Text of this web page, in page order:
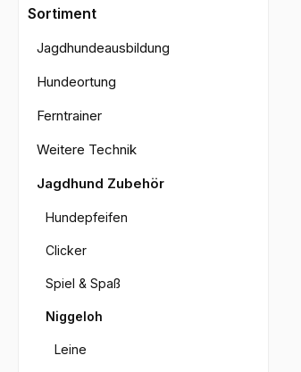
Sortiment
Jagdhundeausbildung
Hundeortung
Ferntrainer
Weitere Technik
Jagdhund Zubehör
Hundepfeifen
Clicker
Spiel & Spaß
Niggeloh
Leine